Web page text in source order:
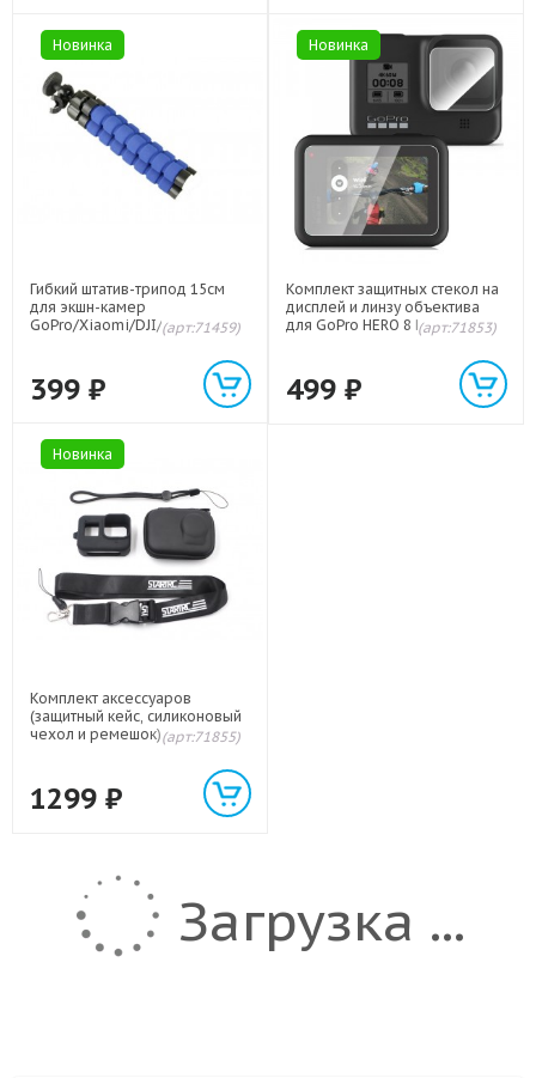
Новинка
Гибкий штатив-трипод 15см
для экшн-камер
GoPro/Xiaomi/DJI/Sony/Insta3
(арт:71459)
399 ₽
Новинка
Комплект защитных стекол на
дисплей и линзу объектива
для GoPro HERO 8 Black(арт:71853)
499 ₽
Новинка
Комплект аксессуаров
(защитный кейс, силиконовый
чехол и ремешок) для GoPro
(арт:71855)
1299 ₽
Загрузка ...